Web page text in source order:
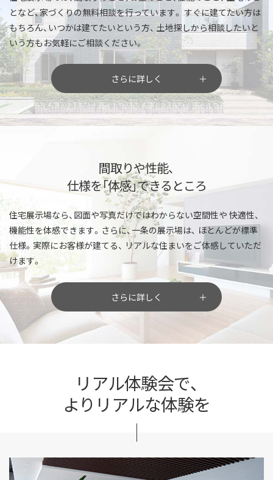
となど、家づくりの無料相談を行っています。 すぐに建てたい方は
もちろん、いつかは建てたいという方、 土地探しから相談したいと
いう方もお気軽にご相談ください。
さらに詳しく
間取りや性能、
仕様を「体感」できるところ
住宅展示場なら、図面や写真だけではわからない空間性や 快適性、
機能性を体感できます。さらに、一条の展示場は、 ほとんどが標準
仕様。実際にお客様が建てる、 リアルな住まいをご体感していただ
けます。
さらに詳しく
リアル体験会で、
よりリアルな体験を